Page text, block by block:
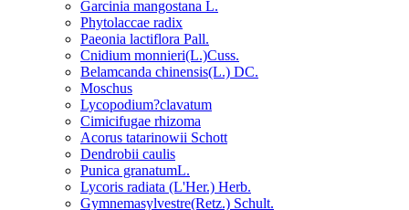
Garcinia mangostana L.
Phytolaccae radix
Paeonia lactiflora Pall.
Cnidium monnieri(L.)Cuss.
Belamcanda chinensis(L.) DC.
Moschus
Lycopodium?clavatum
Cimicifugae rhizoma
Acorus tatarinowii Schott
Dendrobii caulis
Punica granatumL.
Lycoris radiata (L'Her.) Herb.
Gymnemasylvestre(Retz.) Schult.